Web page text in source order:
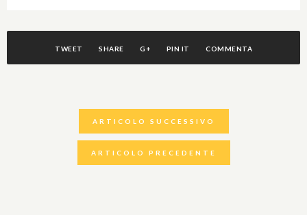
TWEET SHARE G+ PIN IT COMMENTA
ARTICOLO SUCCESSIVO
ARTICOLO PRECEDENTE